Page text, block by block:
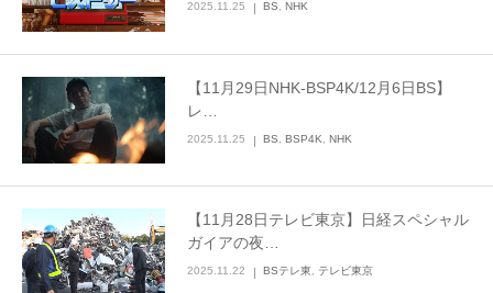
2025.11.25 BS NHK
【11月29日NHK-BSP4K/12月6日BS】
レ…
2025.11.25 BS BSP4K NHK
【11月28日テレビ東京】日経スペシャル
ガイアの夜…
2025.11.22 BSテレ東, テレビ東京